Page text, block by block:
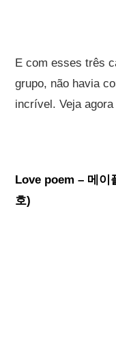
E com esses três
grupo, não havia
incrível. Veja
Love poem – 메이
호)